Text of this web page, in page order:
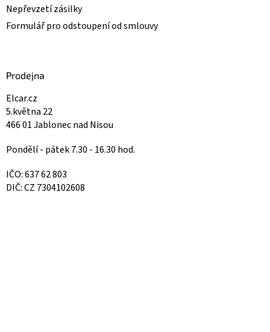
Nepřevzetí zásilky
Formulář pro odstoupení od smlouvy
Prodejna
Elcar.cz
5.května 22
466 01 Jablonec nad Nisou
Pondělí - pátek 7.30 - 16.30 hod.
IČO: 637 62 803
DIČ: CZ 7304102608